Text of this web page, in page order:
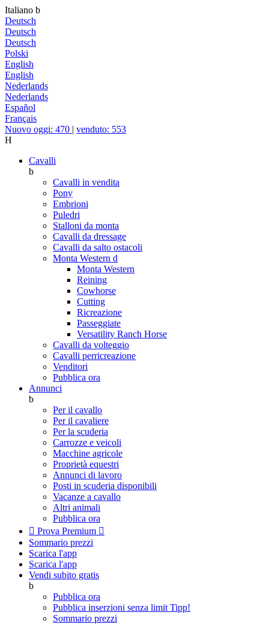
Italiano b
Deutsch
Deutsch
Deutsch
Polski
English
English
Nederlands
Nederlands
Español
Français
Nuovo oggi: 470 | venduto: 553
H
Cavalli
b
Cavalli in vendita
Pony
Embrioni
Puledri
Stalloni da monta
Cavalli da dressage
Cavalli da salto ostacoli
Monta Western d
Monta Western
Reining
Cowhorse
Cutting
Ricreazione
Passeggiate
Versatility Ranch Horse
Cavalli da volteggio
Cavalli perricreazione
Venditori
Pubblica ora
Annunci
b
Per il cavallo
Per il cavaliere
Per la scuderia
Carrozze e veicoli
Macchine agricole
Proprietà equestri
Annunci di lavoro
Posti in scuderia disponibili
Vacanze a cavallo
Altri animali
Pubblica ora
 Prova Premium 
Sommario prezzi
Scarica l'app
Scarica l'app
Vendi subito gratis
b
Pubblica ora
Pubblica inserzioni senza limit Tipp!
Sommario prezzi